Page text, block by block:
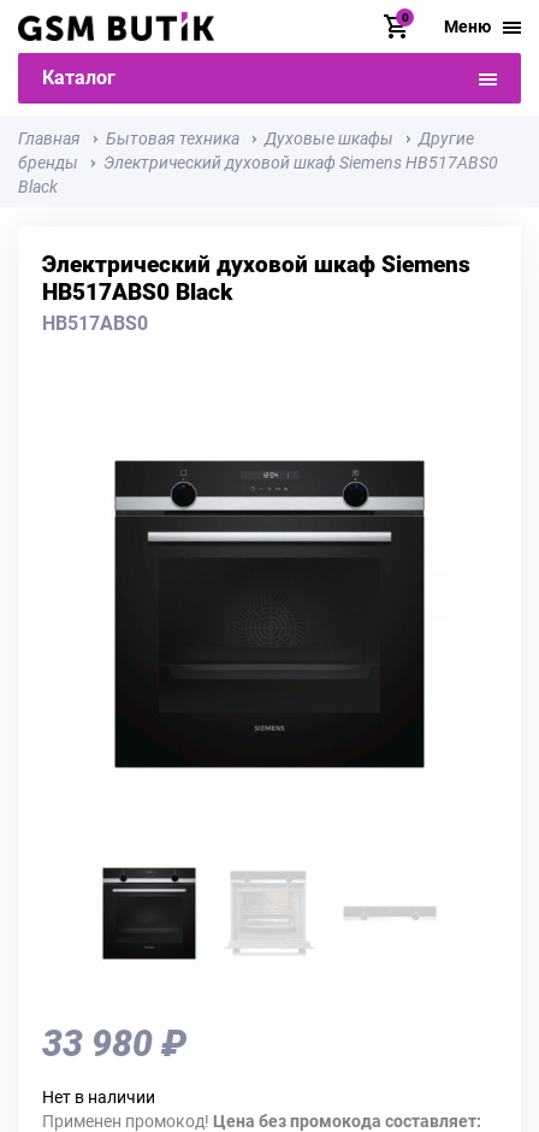
0 Меню
Каталог
Главная Бытовая техника Духовые шкафы
Другие
бренды
Электрический духовой шкаф Siemens HB517ABS0
Black
Электрический духовой шкаф Siemens
HB517ABS0 Black
HB517ABS0
33 980 ₽
Нет в наличии
Применен промокод! Цена без промокода составляет: